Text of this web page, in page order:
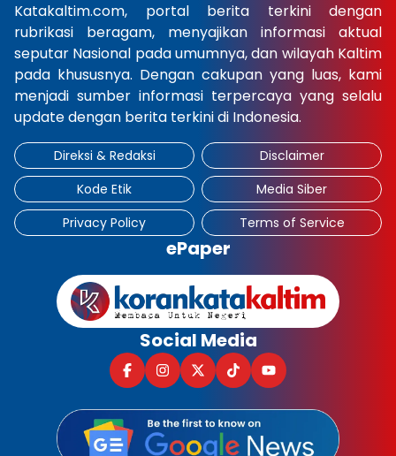
Katakaltim.com, portal berita terkini dengan
rubrikasi beragam, menyajikan informasi aktual
seputar Nasional pada umumnya, dan wilayah Kaltim
pada khususnya. Dengan cakupan yang luas, kami
menjadi sumber informasi terpercaya yang selalu
update dengan berita terkini di Indonesia.
Direksi & Redaksi
Disclaimer
Kode Etik
Media Siber
Privacy Policy
Terms of Service
ePaper
Social Media